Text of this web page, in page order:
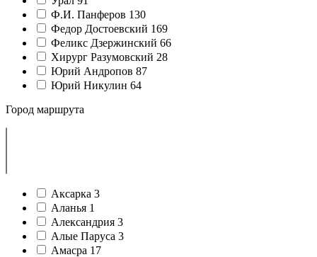
Ф.И. Панферов 130
Федор Достоевский 169
Феликс Дзержинский 66
Хирург Разумовский 28
Юрий Андропов 87
Юрий Никулин 64
Город маршрута
Аксарка 3
Аланья 1
Александрия 3
Алые Паруса 3
Амасра 17